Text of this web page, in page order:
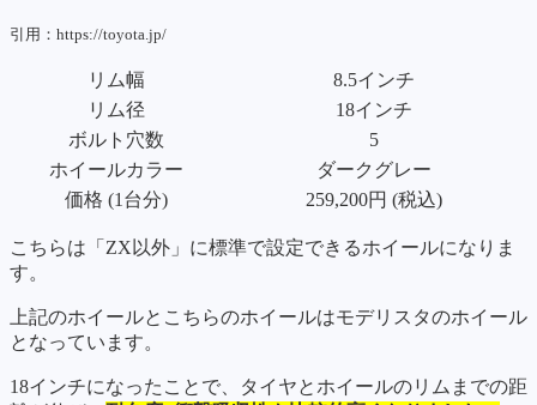
引用：https://toyota.jp/
リム幅
8.5インチ
リム径
18インチ
ボルト穴数
5
ホイールカラー
ダークグレー
価格 (1台分)
259,200円 (税込)
こちらは「ZX以外」に標準で設定できるホイールになりま
す。
上記のホイールとこちらのホイールはモデリスタのホイール
となっています。
18インチになったことで、タイヤとホイールのリムまでの距